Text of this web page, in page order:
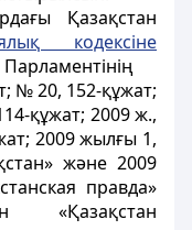
Қазақстан
кодексіне
№ 20, 152-құжат;
құжат; 2009 ж.,
2009 жылғы 1,
және 2009
правда»
«Қазақстан